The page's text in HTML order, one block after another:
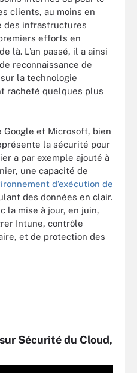
clients, au moins en
des infrastructures
efforts en
là. L’an passé, il a ainsi
reconnaissance de
la technologie
racheté quelques plus
Google et Microsoft, bien
la sécurité pour
a par exemple ajouté à
une capacité de
d’exécution de
des données en clair.
la mise à jour, en juin,
Intune, contrôle
et de protection des
Sécurité du Cloud,